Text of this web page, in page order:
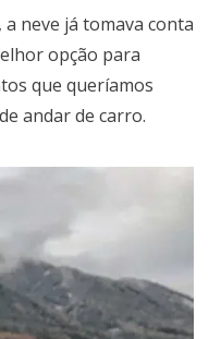
neve já tomava conta
opção para
que queríamos
andar de carro.